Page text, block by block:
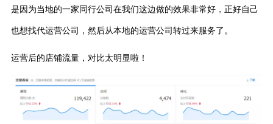
是因为当地的一家同行公司在我们这边做的效果非常好，正好自己
也想找代运营公司，然后从本地的运营公司转过来服务了。
运营后的店铺流量， 对比太明显啦！